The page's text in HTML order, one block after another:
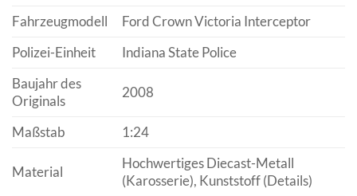
Fahrzeugmodell
Ford Crown Victoria Interceptor
Polizei-Einheit
Indiana State Police
Baujahr des
Originals
2008
Maßstab 1:24
Material
Hochwertiges Diecast-Metall
(Karosserie), Kunststoff (Details)